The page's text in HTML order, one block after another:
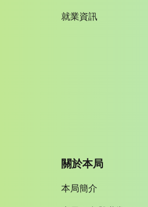
就業資訊
關於本局
本局簡介